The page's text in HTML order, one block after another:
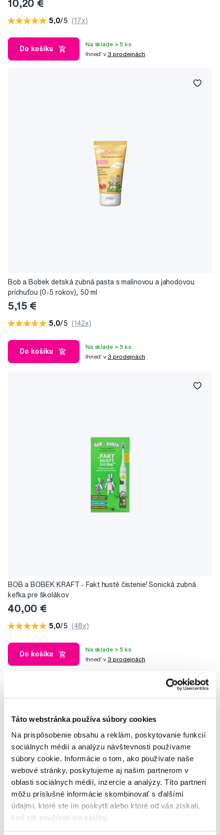
Táto webstránka používa súbory cookies
Na prispôsobenie obsahu a reklám, poskytovanie funkcií
sociálnych médií a analýzu návštevnosti používame
súbory cookie. Informácie o tom, ako používate naše
webové stránky, poskytujeme aj našim partnerom v
oblasti sociálnych médií, inzercie a analýzy. Títo partneri
môžu príslušné informácie skombinovať s ďalšími
údajmi, ktoré ste im poskytli alebo ktoré od vás získali,
keď ste používali ich služby.
10,20 €
5,0/5 (17x)
Do košíku
Na sklade > 5 ks
Ihneď v 3 prodejnách
Bob a Bobek detská zubná pasta s malinovou a jahodovou
príchuťou (0-5 rokov), 50 ml
5,15 €
5,0/5 (142x)
Do košíku
Na sklade > 5 ks
Ihneď v 3 prodejnách
BOB a BOBEK KRAFT - Fakt husté čistenie! Sonická zubná
kefka pre školákov
40,00 €
5,0/5 (48x)
Do košíku
Na sklade > 5 ks
Ihneď v 3 prodejnách